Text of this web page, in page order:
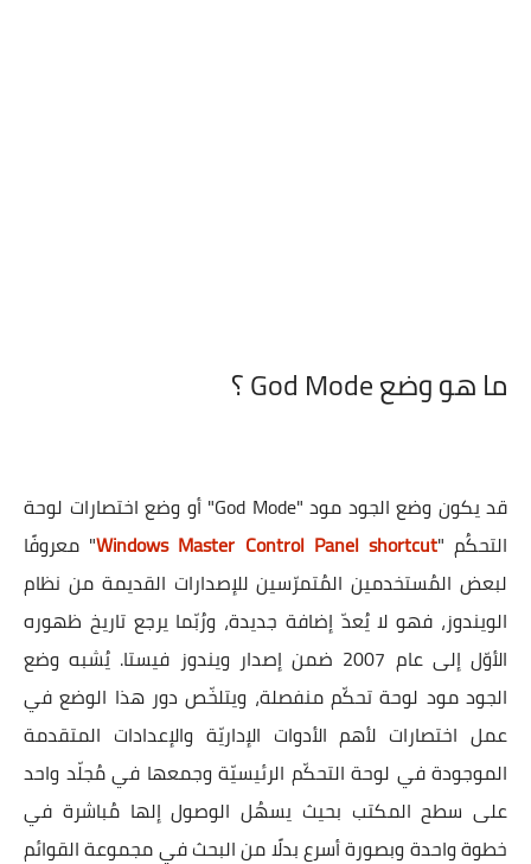
ما هو وضع God Mode ؟
قد يكون وضع الجود مود "God Mode" أو وضع اختصارات لوحة
التحكُم "Windows Master Control Panel shortcut" معروفًا
لبعض المُستخدمين المُتمرّسين للإصدارات القديمة من نظام
الويندوز، فهو لا يُعدّ إضافة جديدة، ورُبّما يرجع تاريخ ظهوره
الأوّل إلى عام 2007 ضمن إصدار ويندوز فيستا. يُشبه وضع
الجود مود لوحة تحكّم منفصلة، ويتلخّص دور هذا الوضع في
عمل اختصارات لأهم الأدوات الإداريّة والإعدادات المتقدمة
الموجودة في لوحة التحكّم الرئيسيّة وجمعها في مُجلّد واحد
على سطح المكتب بحيث يسهُل الوصول إلها مُباشرة في
خطوة واحدة وبصورة أسرع بدلًا من البحث في مجموعة القوائم